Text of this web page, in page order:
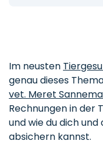
Im neusten
genau dieses
vet. Meret
Rechnungen in der
und wie du dich und
absichern kannst.